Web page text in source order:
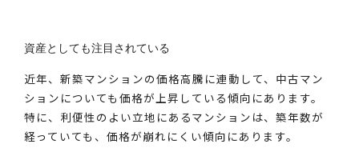
資産としても注目されている
近年、新築マンションの価格高騰に連動して、中古マン
ションについても価格が上昇している傾向にあります。
特に、利便性のよい立地にあるマンションは、築年数が
経っていても、価格が崩れにくい傾向にあります。